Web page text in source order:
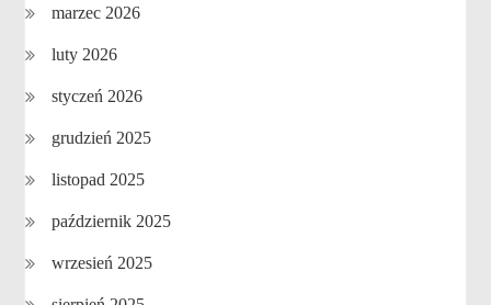
marzec 2026
luty 2026
styczeń 2026
grudzień 2025
listopad 2025
październik 2025
wrzesień 2025